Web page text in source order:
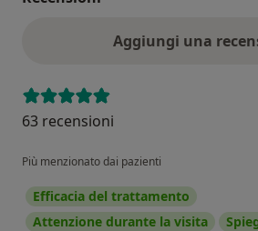
Aggiungi una
63 recensioni
Più menzionato dai pazienti
Efficacia del trattamento
Attenzione durante la visita